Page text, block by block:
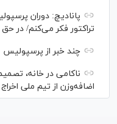
پانادیچ: دوران
تراکتور فکر می‌کنم/ در
چند خبر از پرسپولیس
ناکامی در خانه،
اضافه‌وزن از تیم ملی